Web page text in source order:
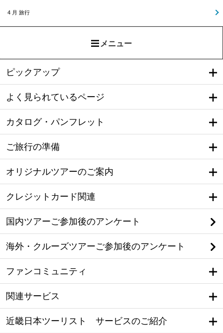
4 月 旅行
メニュー
ピックアップ
よく見られているページ
カタログ・パンフレット
ご旅行の準備
オリジナルツアーのご案内
クレジットカード関連
国内ツアーご参加後のアンケート
海外・クルーズツアーご参加後のアンケート
ファンコミュニティ
関連サービス
近畿日本ツーリスト サービスのご紹介